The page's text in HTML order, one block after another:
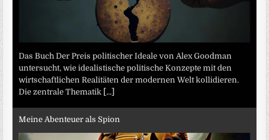
Das Buch Der Preis politischer Ideale von Alex Goodman
untersucht, wie idealistische politische Konzepte mit den
wirtschaftlichen Realitäten der modernen Welt kollidieren.
Die zentrale Thematik [...]
Meine Abenteuer als Spion